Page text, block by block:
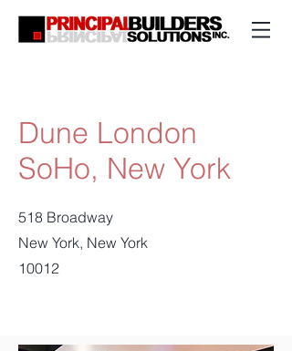
Dune London
SoHo, New York
518 Broadway
New York, New York
10012